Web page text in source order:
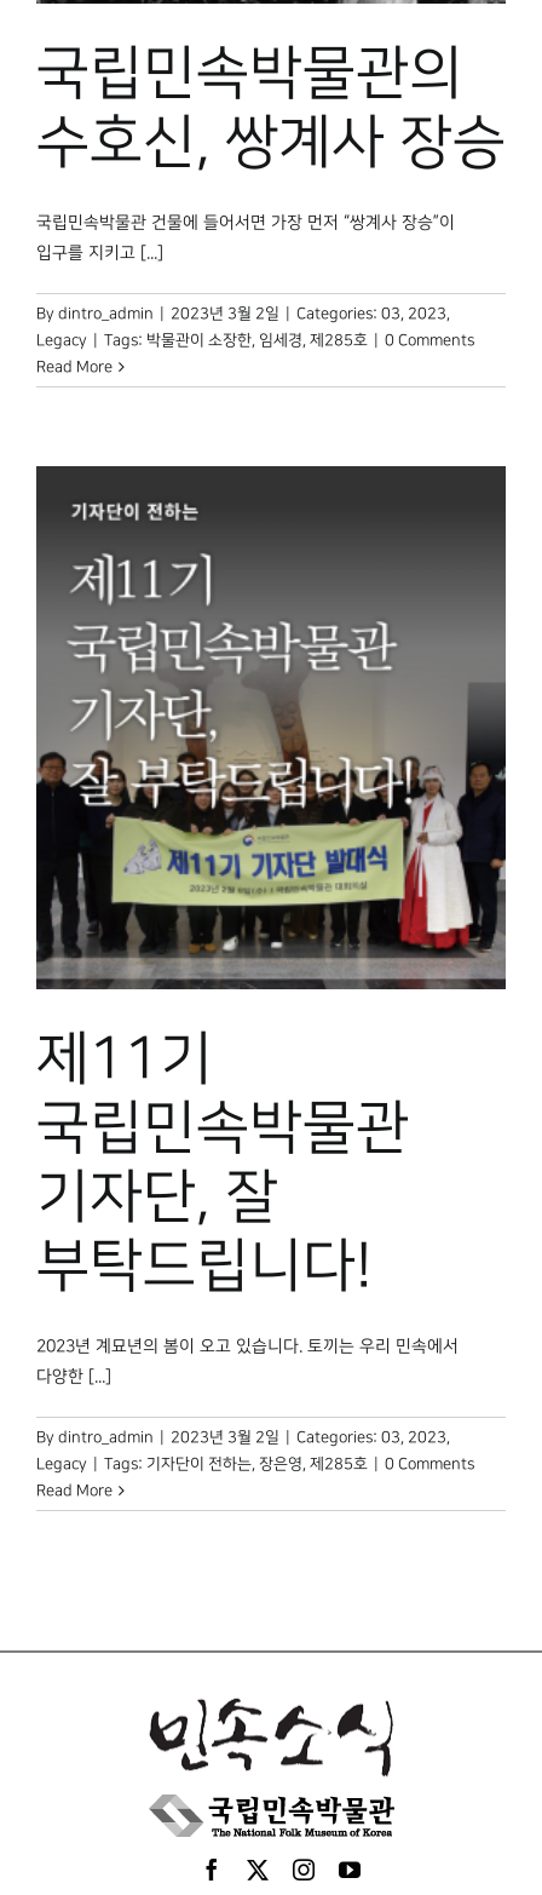
국립민속박물관의
수호신, 쌍계사 장승
국립민속박물관 건물에 들어서면 가장 먼저 “쌍계사 장승”이
입구를 지키고 [...]
By dintro_admin 2023년 3월 2일 Categories: 03, 2023,
Legacy
Tags: 박물관이 소장한, 임세경, 제285호
0 Comments
Read More
제11기
국립민속박물관
기자단, 잘
부탁드립니다!
2023년 계묘년의 봄이 오고 있습니다. 토끼는 우리 민속에서
다양한 [...]
By dintro_admin 2023년 3월 2일 Categories: 03 2023
Legacy
Tags: 기자단이 전하는 장은영 제285호
0 Comments
Read More